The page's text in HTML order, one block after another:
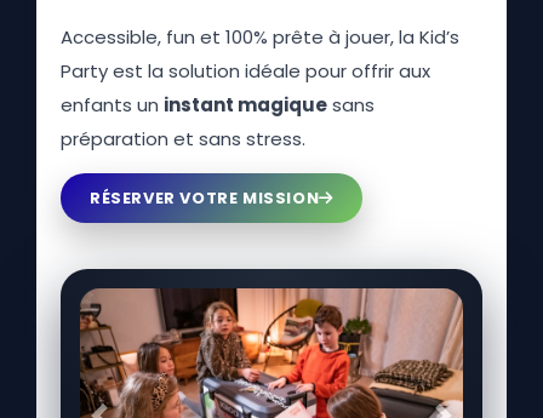
Accessible, fun et 100% prête à jouer, la Kid’s
Party est la solution idéale pour offrir aux
enfants un instant magiquesans
préparation et sans stress.
RÉSERVER VOTRE MISSION